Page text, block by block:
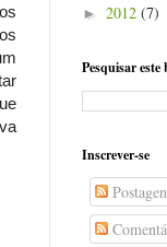
► 2012 (7)
Pesquisar este
Inscrever-se